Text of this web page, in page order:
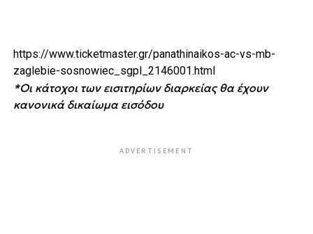
https://www.ticketmaster.gr/panathinaikos-ac-vs-mb-
zaglebie-sosnowiec_sgpl_2146001.html
*Οι κάτοχοι των εισιτηρίων διαρκείας θα έχουν
κανονικά δικαίωμα εισόδου
ADVERTISEMENT